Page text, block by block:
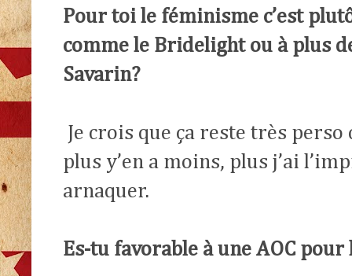
Pour toi le féminisme c’est
comme le Bridelight ou à plus
Savarin?
Je crois que ça reste très
plus y’en a moins, plus j’ai
arnaquer.
Es-tu favorable à une AOC